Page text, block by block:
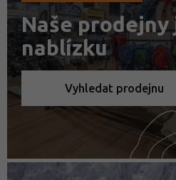
Naše prodejny
nablízku
Vyhledat prodejnu